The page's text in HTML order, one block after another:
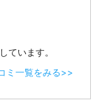
ています。
ミ一覧をみる>>